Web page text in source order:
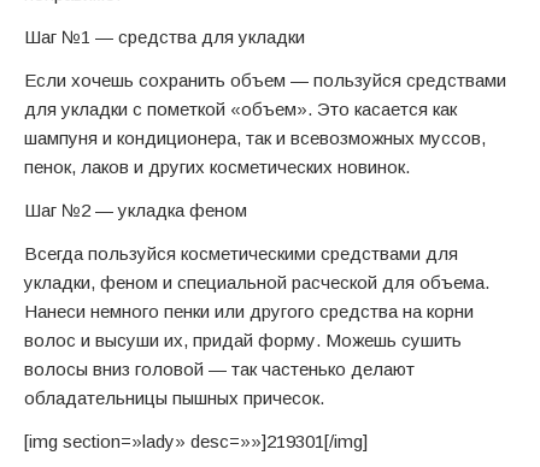
Шаг №1 — средства для укладки
Если хочешь сохранить объем — пользуйся средствами
для укладки с пометкой «объем». Это касается как
шампуня и кондиционера, так и всевозможных муссов,
пенок, лаков и других косметических новинок.
Шаг №2 — укладка феном
Всегда пользуйся косметическими средствами для
укладки, феном и специальной расческой для объема.
Нанеси немного пенки или другого средства на корни
волос и высуши их, придай форму. Можешь сушить
волосы вниз головой — так частенько делают
обладательницы пышных причесок.
[img section=»lady» desc=»»]219301[/img]